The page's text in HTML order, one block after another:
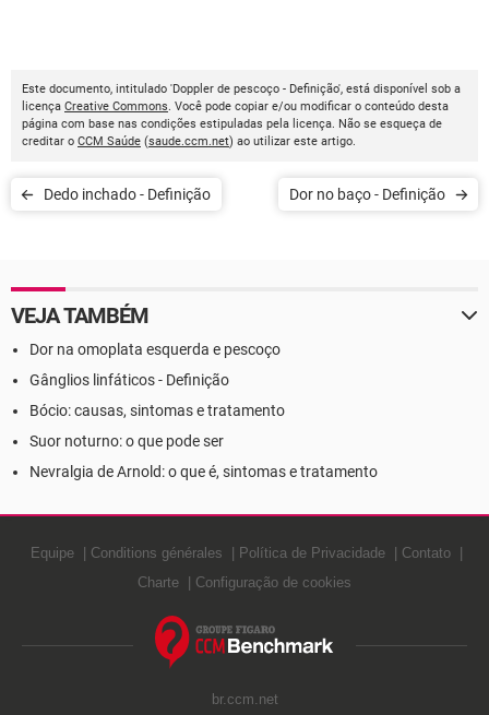
Este documento, intitulado 'Doppler de pescoço - Definição', está disponível sob a
licença Creative Commons. Você pode copiar e/ou modificar o conteúdo desta
página com base nas condições estipuladas pela licença. Não se esqueça de
creditar o CCM Saúde (saude.ccm.net) ao utilizar este artigo.
Dedo inchado - Definição Dor no baço - Definição
VEJA TAMBÉM
Dor na omoplata esquerda e pescoço
Gânglios linfáticos - Definição
Bócio: causas, sintomas e tratamento
Suor noturno: o que pode ser
Nevralgia de Arnold: o que é, sintomas e tratamento
Equipe Conditions générales Política de Privacidade
Contato
Charte
Configuração de cookies
br.ccm.net